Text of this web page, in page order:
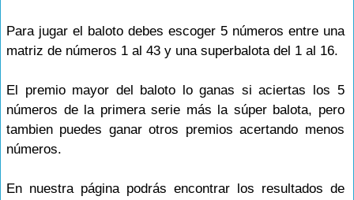
Para jugar el baloto debes escoger 5 números entre una
matriz de números 1 al 43 y una superbalota del 1 al 16.
El premio mayor del baloto lo ganas si aciertas los 5
números de la primera serie más la súper balota, pero
tambien puedes ganar otros premios acertando menos
números.
En nuestra página podrás encontrar los resultados de